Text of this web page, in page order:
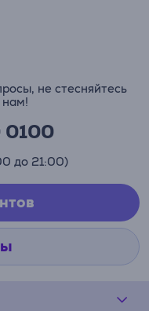
не стесняйтесь
нам!
0100
до 21:00)